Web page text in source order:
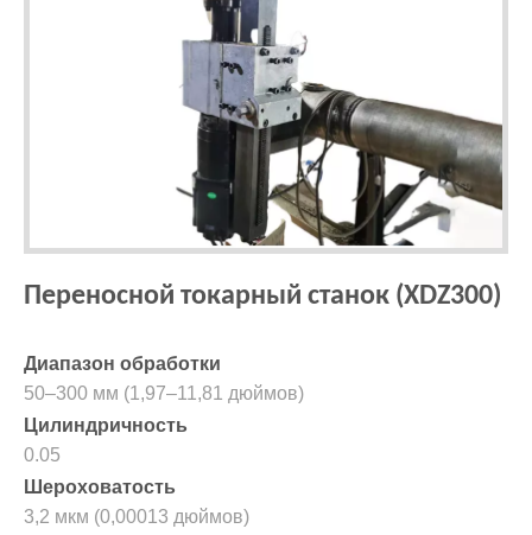
Переносной токарный станок (XDZ300)
Диапазон обработки
50–300 мм (1,97–11,81 дюймов)
Цилиндричность
0.05
Шероховатость
3,2 мкм (0,00013 дюймов)